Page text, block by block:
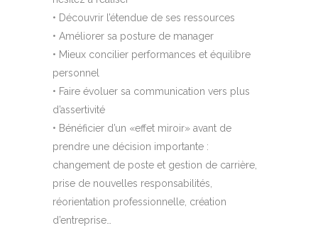
• Découvrir l’étendue de ses ressources
• Améliorer sa posture de manager
• Mieux concilier performances et équilibre
personnel
• Faire évoluer sa communication vers plus
d’assertivité
• Bénéficier d’un «effet miroir» avant de
prendre une décision importante :
changement de poste et gestion de carrière,
prise de nouvelles responsabilités,
réorientation professionnelle, création
d’entreprise…